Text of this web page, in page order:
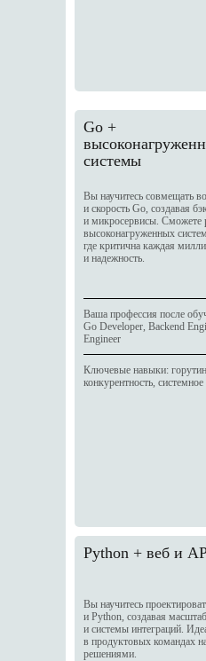
Python + веб и
Вы научитесь
и Python, создавая
и системы интеграций.
в продуктовых командах
решениями.
Вы научитесь совмещать
и скорость Go, создавая
и микросервисы. Сможете
высоконагруженных
где критична каждая
и надежность.
Ваша профессия после
Go Developer, Backend
Engineer
Ключевые навыки:
конкурентность,
Go +
системы